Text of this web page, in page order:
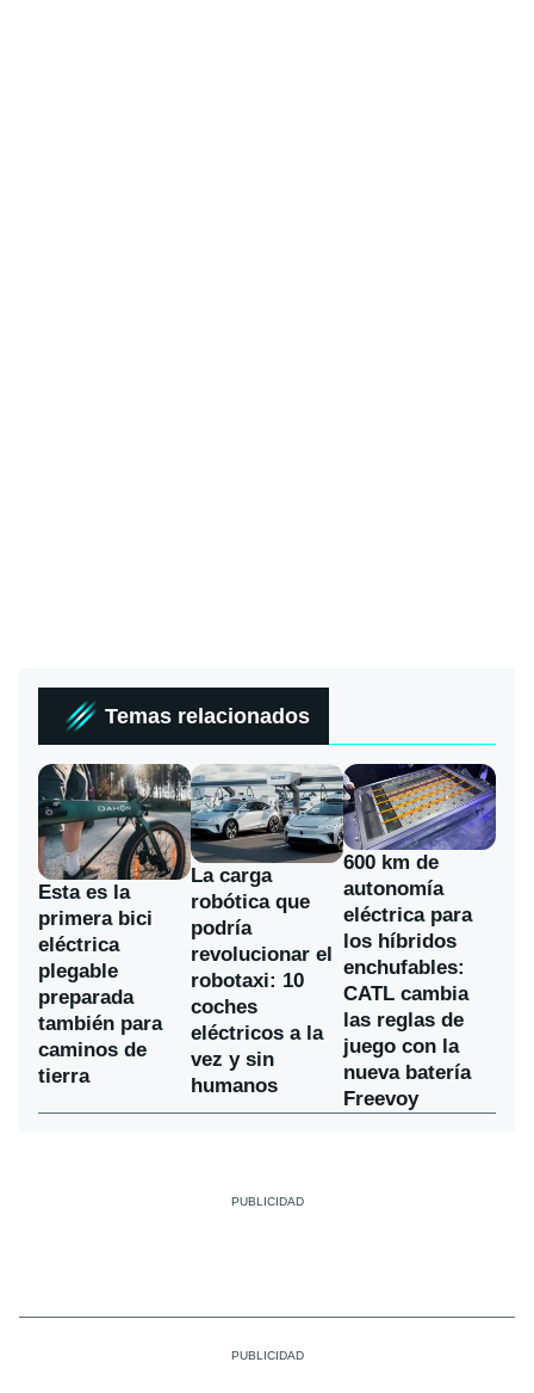
Temas relacionados
Esta es la
primera bici
eléctrica
plegable
preparada
también para
caminos de
tierra
La carga
robótica que
podría
revolucionar el
robotaxi: 10
coches
eléctricos a la
vez y sin
humanos
600 km de
autonomía
eléctrica para
los híbridos
enchufables:
CATL cambia
las reglas de
juego con la
nueva batería
Freevoy